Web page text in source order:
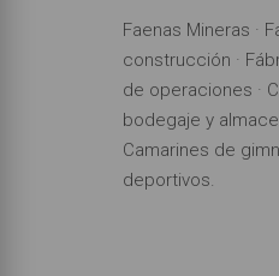
Faenas Mineras ·
construcción ·
de operaciones ·
bodegaje y
Camarines de
deportivos.